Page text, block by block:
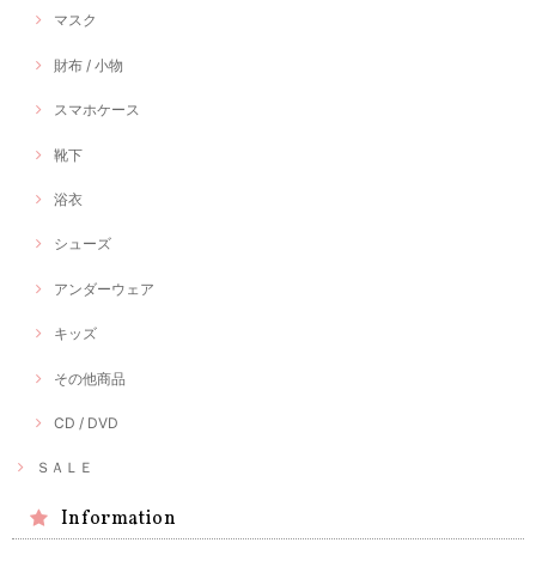
マスク
財布 / 小物
スマホケース
靴下
浴衣
シューズ
アンダーウェア
キッズ
その他商品
CD / DVD
ＳＡＬＥ
Information